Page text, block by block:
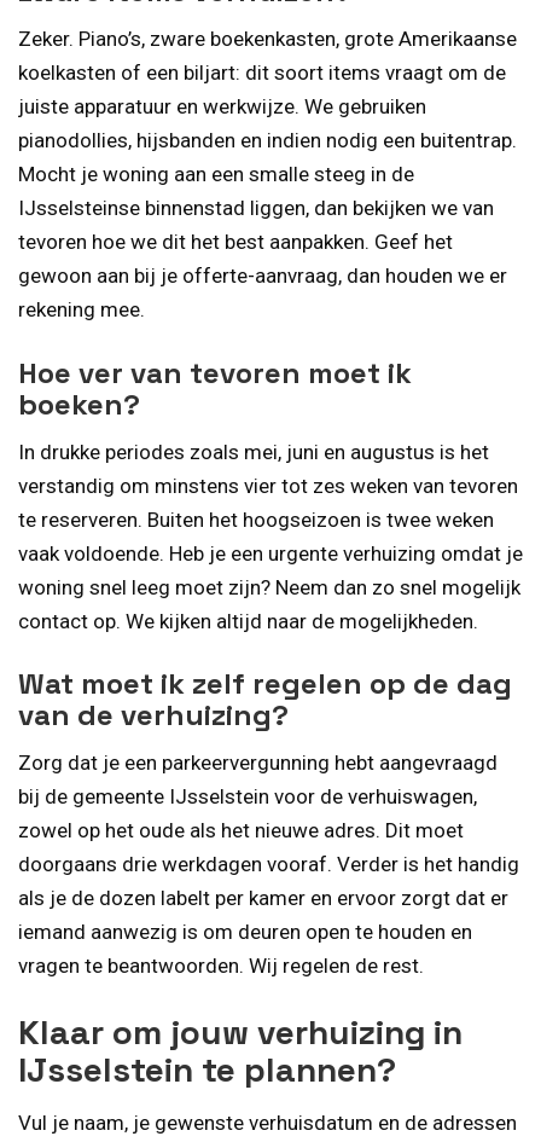
Zeker. Piano’s, zware boekenkasten, grote Amerikaanse
koelkasten of een biljart: dit soort items vraagt om de
juiste apparatuur en werkwijze. We gebruiken
pianodollies, hijsbanden en indien nodig een buitentrap.
Mocht je woning aan een smalle steeg in de
IJsselsteinse binnenstad liggen, dan bekijken we van
tevoren hoe we dit het best aanpakken. Geef het
gewoon aan bij je offerte-aanvraag, dan houden we er
rekening mee.
Hoe ver van tevoren moet ik
boeken?
In drukke periodes zoals mei, juni en augustus is het
verstandig om minstens vier tot zes weken van tevoren
te reserveren. Buiten het hoogseizoen is twee weken
vaak voldoende. Heb je een urgente verhuizing omdat je
woning snel leeg moet zijn? Neem dan zo snel mogelijk
contact op. We kijken altijd naar de mogelijkheden.
Wat moet ik zelf regelen op de dag
van de verhuizing?
Zorg dat je een parkeervergunning hebt aangevraagd
bij de gemeente IJsselstein voor de verhuiswagen,
zowel op het oude als het nieuwe adres. Dit moet
doorgaans drie werkdagen vooraf. Verder is het handig
als je de dozen labelt per kamer en ervoor zorgt dat er
iemand aanwezig is om deuren open te houden en
vragen te beantwoorden. Wij regelen de rest.
Klaar om jouw verhuizing in
IJsselstein te plannen?
Vul je naam, je gewenste verhuisdatum en de adressen